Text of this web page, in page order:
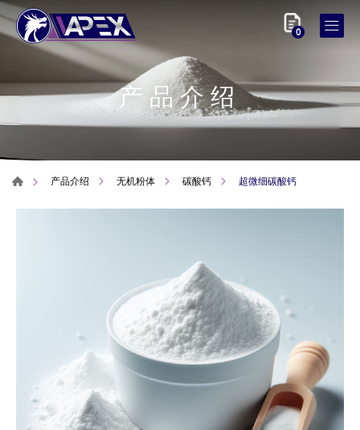
0
产品介绍
产品介绍 无机粉体 碳酸钙 超微细碳酸钙